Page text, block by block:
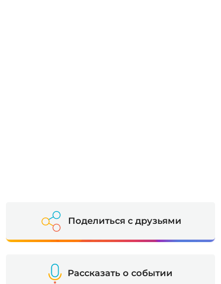
Поделиться с друзьями
Рассказать о событии